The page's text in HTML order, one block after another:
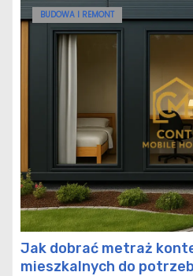
BUDOWA I REMONT
Jak dobrać metraż
mieszkalnych do